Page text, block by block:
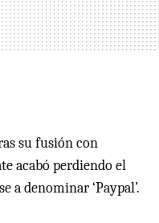
su fusión con
acabó perdiendo el
a denominar ‘Paypal’.